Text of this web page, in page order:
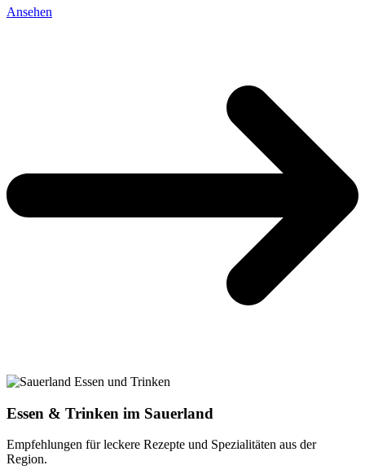
Ansehen
Essen & Trinken im Sauerland
Empfehlungen für leckere Rezepte und Spezialitäten aus der
Region.